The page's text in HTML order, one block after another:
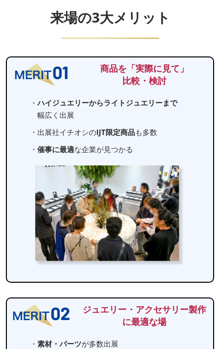
来場の3大メリット
商品を「実際に見て」
比較・検討
・ハイジュエリーからライトジュエリーまで
幅広く出展
・出展社イチオシのIJT限定商品も多数
・ 催事に最適な企業が見つかる
ジュエリー・アクセサリー製作
に最適な場
・ 素材・パーツが多数出展